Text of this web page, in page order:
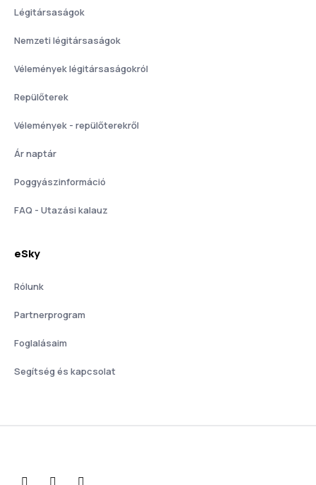
Légitársaságok
Nemzeti légitársaságok
Vélemények légitársaságokról
Repülőterek
Vélemények - repülőterekről
Ár naptár
Poggyászinformáció
FAQ - Utazási kalauz
eSky
Rólunk
Partnerprogram
Foglalásaim
Segítség és kapcsolat